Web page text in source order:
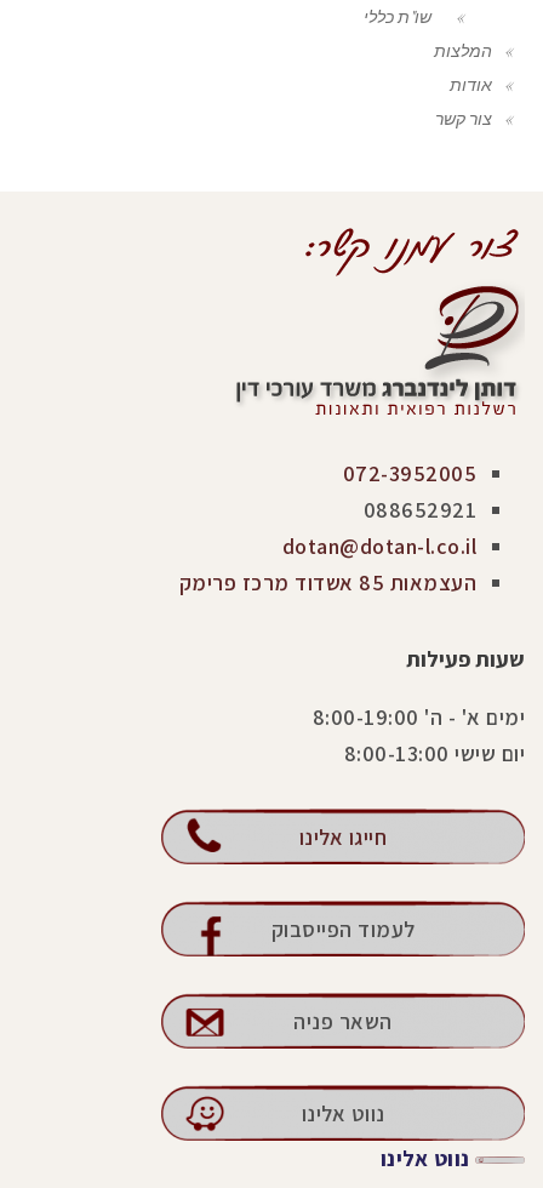
שו"ת כללי
המלצות
אודות
צור קשר
072-3952005
088652921
dotan@dotan-l.co.il
העצמאות 85 אשדוד מרכז פרימק
שעות פעילות
ימים א' - ה' 8:00-19:00
יום שישי 8:00-13:00
חייגו אלינו
לעמוד הפייסבוק
השאר פניה
נווט אלינו
נווט אלינו